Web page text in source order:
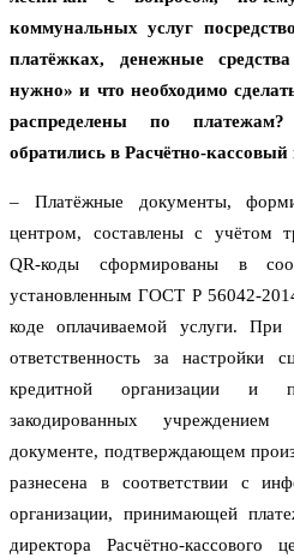
коммунальных услуг
платёжках, денежные
нужно» и что необходимо
распределены по
обратились в Расчётно-кассовый
– Платёжные документы,
центром, составлены с учётом
QR-коды сформированы в
установленным ГОСТ Р 56042-
коде оплачиваемой услуги.
ответственность за настройки
кредитной организации и
закодированных
документе, подтверждающем
разнесена в соответствии с
организации, принимающей
директора Расчётно-